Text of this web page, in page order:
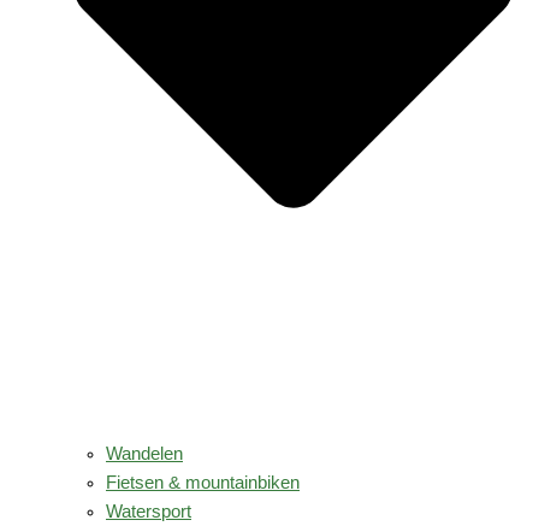
Wandelen
Fietsen & mountainbiken
Watersport